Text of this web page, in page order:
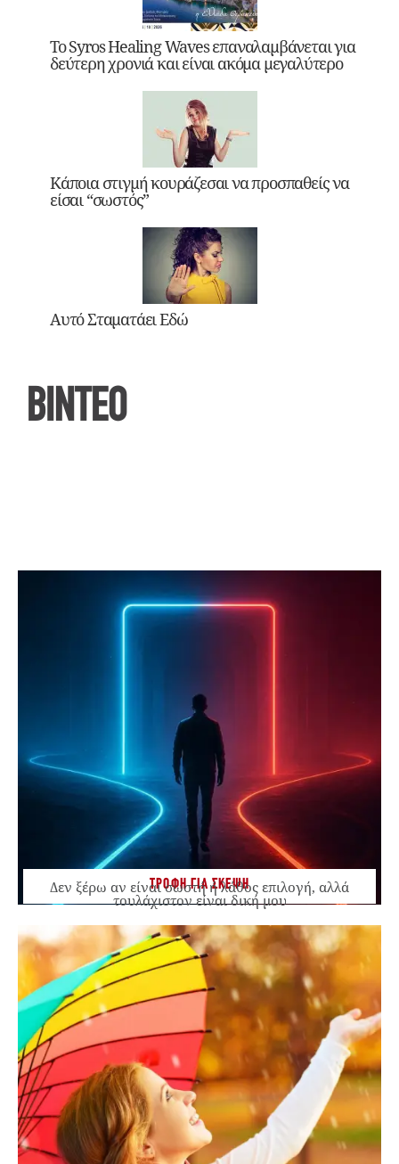
Το Syros Healing Waves επαναλαμβάνεται για
δεύτερη χρονιά και είναι ακόμα μεγαλύτερο
Κάποια στιγμή κουράζεσαι να προσπαθείς να
είσαι “σωστός”
Αυτό Σταματάει Εδώ
ΒΙΝΤΕΟ
ΤΡΟΦΗ ΓΙΑ ΣΚΕΨΗ
Δεν ξέρω αν είναι σωστή ή λάθος επιλογή, αλλά
τουλάχιστον είναι δική μου